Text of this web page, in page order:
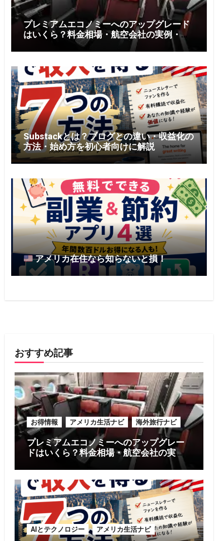
プレミアムエコノミーへのアップグレード
はいくら？料金相場・航空会社の実例・お
得に利用する5つのコツ【2026年版】
Substackとは？ブログとの違い・収益化の
方法・始め方を初心者向けに解説
アメリカ在住なら知らないと損！
おすすめ記事
お得情報 アメリカ生活ナビ 海外旅行ナビ
プレミアムエコノミーへのアップグレー
ドはいくら？料金相場・航空会社の実
例・お得に利用する5つのコツ【2026年
版】
AIとテクノロジー アメリカ生活ナビ